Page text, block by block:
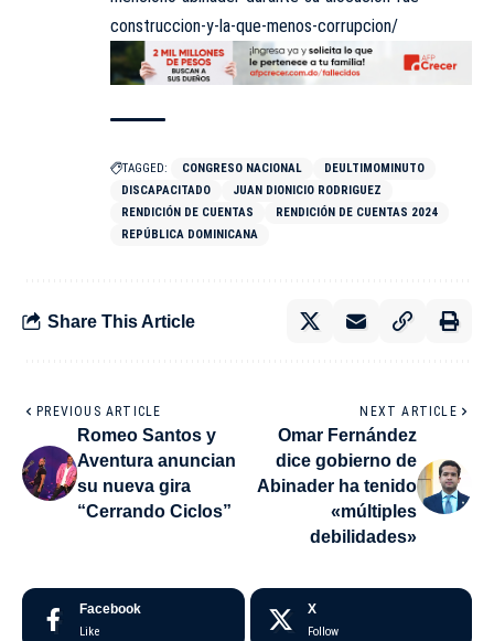
construccion-y-la-que-menos-corrupcion/
TAGGED: CONGRESO NACIONAL
DEULTIMOMINUTO
DISCAPACITADO
JUAN DIONICIO RODRIGUEZ
RENDICIÓN DE CUENTAS
RENDICIÓN DE CUENTAS 2024
REPÚBLICA DOMINICANA
Share This Article
PREVIOUS ARTICLE
Romeo Santos y
Aventura anuncian
su nueva gira
“Cerrando Ciclos”
NEXT ARTICLE
Omar Fernández
dice gobierno de
Abinader ha tenido
«múltiples
debilidades»
Facebook
Like
X
Follow